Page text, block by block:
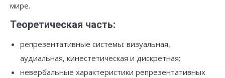
мире.
Теоретическая часть:
репрезентативные системы: визуальная,
аудиальная, кинестетическая и дискретная;
невербальные характеристики репрезентативных